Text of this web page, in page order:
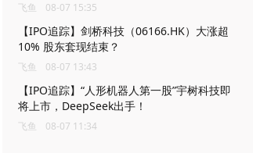
飞鱼 08-07 15:35
【IPO追踪】剑桥科技（06166.HK）大涨超
10% 股东套现结束？
飞鱼 08-07 13:43
【IPO追踪】“人形机器人第一股”宇树科技即
将上市，DeepSeek出手！
飞鱼 08-07 11:34